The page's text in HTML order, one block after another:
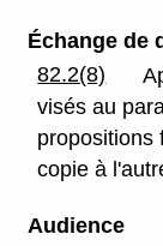
Échange de
82.2(8)
visés au
propositions
copie à
Audience